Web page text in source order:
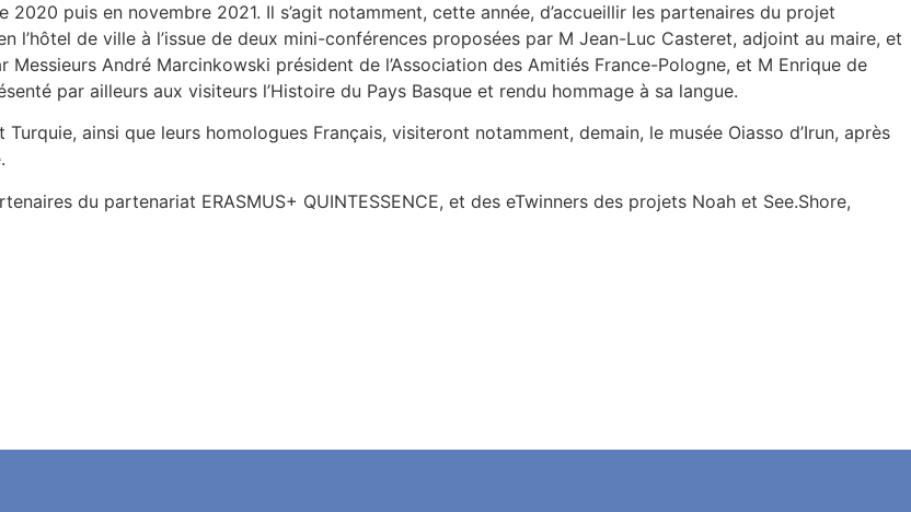
puis en novembre 2021. Il s’agit notamment, cette année, d’accueillir les partenaires du projet
l’hôtel de ville à l’issue de deux mini-conférences proposées par M Jean-Luc Casteret, adjoint au maire, et
Messieurs André Marcinkowski président de l’Association des Amitiés France-Pologne, et M Enrique de
par ailleurs aux visiteurs l’Histoire du Pays Basque et rendu hommage à sa langue.
ainsi que leurs homologues Français, visiteront notamment, demain, le musée Oiasso d’Irun, après
du partenariat ERASMUS+ QUINTESSENCE, et des eTwinners des projets Noah et See.Shore,